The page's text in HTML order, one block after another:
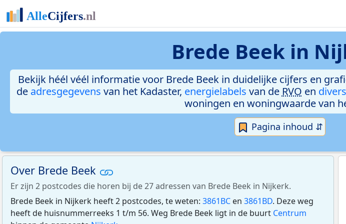
Brede Beek in
Bekijk héél véél informatie voor Brede Beek in duidelijke cijfers en
de adresgegevens van het Kadaster, energielabels van de RVO en
woningen en woningwaarde van
Pagina inhoud ⇵
Over Brede Beek
Er zijn 2 postcodes die horen bij de 27 adressen van Brede Beek in Nijkerk.
Brede Beek in Nijkerk heeft 2 postcodes, te weten: 3861BC en 3861BD. Deze weg
heeft de huisnummerreeks 1 t/m 56. Weg Brede Beek ligt in de buurt Centrum